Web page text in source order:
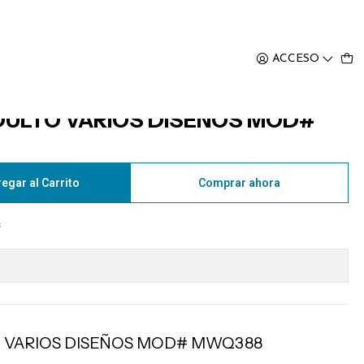
ACCESO
VARIOS DISEÑOS MOD#
al Carrito Comprar ahora
DISEÑOS MOD# MWQ388